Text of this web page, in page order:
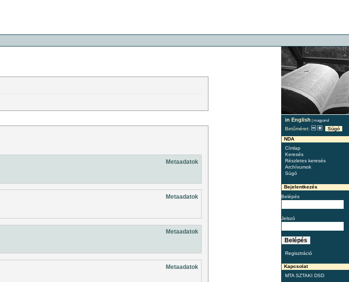
in English | magyarul
Betűméret:
Súgó
NDA
Címlap
Keresés
Részletes keresés
Archívumok
Súgó
Bejelentkezés
Belépés
Jelszó
Regisztráció
Kapcsolat
MTA SZTAKI DSD
Metaadatok
Metaadatok
Metaadatok
Metaadatok